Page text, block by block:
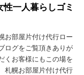
一人暮らしゴミ
お部屋片付け代行ロー
ログをご覧頂きありが
くお客様にもこの場を
札幌お部屋片付け代行